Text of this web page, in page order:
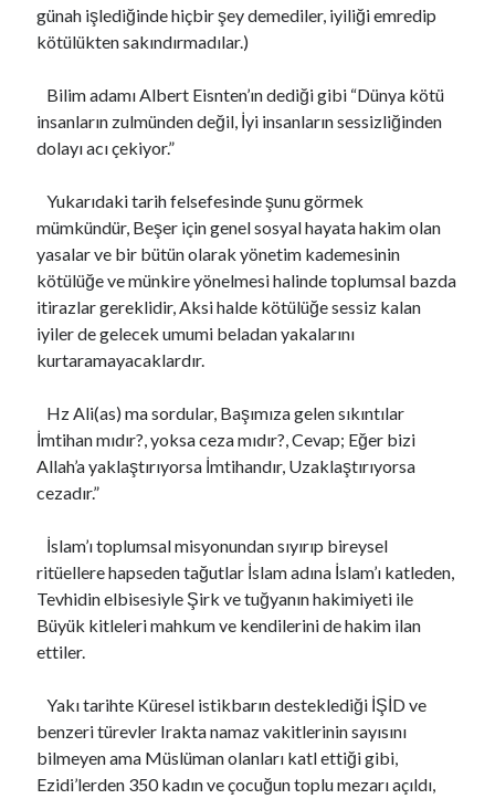
günah işlediğinde hiçbir şey demediler, iyiliği emredip
kötülükten sakındırmadılar.)
Bilim adamı Albert Eisnten’ın dediği gibi “Dünya kötü
insanların zulmünden değil, İyi insanların sessizliğinden
dolayı acı çekiyor.”
Yukarıdaki tarih felsefesinde şunu görmek
mümkündür, Beşer için genel sosyal hayata hakim olan
yasalar ve bir bütün olarak yönetim kademesinin
kötülüğe ve münkire yönelmesi halinde toplumsal bazda
itirazlar gereklidir, Aksi halde kötülüğe sessiz kalan
iyiler de gelecek umumi beladan yakalarını
kurtaramayacaklardır.
Hz Ali(as) ma sordular, Başımıza gelen sıkıntılar
İmtihan mıdır?, yoksa ceza mıdır?, Cevap; Eğer bizi
Allah’a yaklaştırıyorsa İmtihandır, Uzaklaştırıyorsa
cezadır.”
İslam’ı toplumsal misyonundan sıyırıp bireysel
ritüellere hapseden tağutlar İslam adına İslam’ı katleden,
Tevhidin elbisesiyle Şirk ve tuğyanın hakimiyeti ile
Büyük kitleleri mahkum ve kendilerini de hakim ilan
ettiler.
Yakı tarihte Küresel istikbarın desteklediği İŞİD ve
benzeri türevler Irakta namaz vakitlerinin sayısını
bilmeyen ama Müslüman olanları katl ettiği gibi,
Ezidi’lerden 350 kadın ve çocuğun toplu mezarı açıldı,